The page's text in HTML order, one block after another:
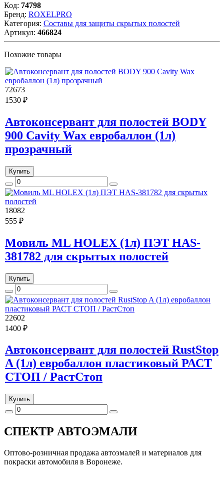
Код: 74798
Бренд: ROXELPRO
Категория: Составы для защиты скрытых полостей
Артикул: 466824
Похожие товары
72673
1530 ₽
Автоконсервант для полостей BODY
900 Cavity Wax евробаллон (1л)
прозрачный
Купить
18082
555 ₽
Мовиль ML HOLEX (1л) ПЭТ HAS-
381782 для скрытых полостей
Купить
22602
1400 ₽
Автоконсервант для полостей RustStop
A (1л) евробаллон пластиковый РАСТ
СТОП / РастСтоп
Купить
СПЕКТР АВТОЭМАЛИ
Оптово-розничная продажа автоэмалей и материалов для
покраски автомобиля в Воронеже.